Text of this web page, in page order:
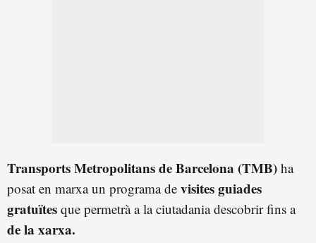
Transports Metropolitans de Barcelona (TMB) ha
posat en marxa un programa de visites guiades
gratuïtes que permetrà a la ciutadania descobrir fins a
de la xarxa.